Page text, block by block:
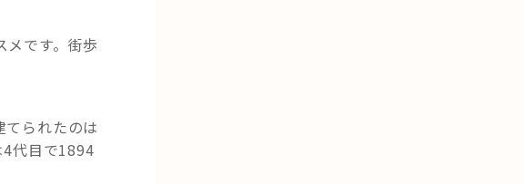
メです。街歩
てられたのは
代目で1894